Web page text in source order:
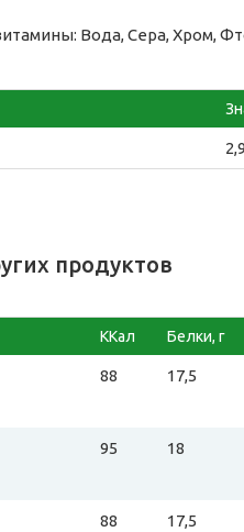
Вода, Сера, Хром,
продуктов
ККал Белки, г
88 17,5
95 18
88 17,5